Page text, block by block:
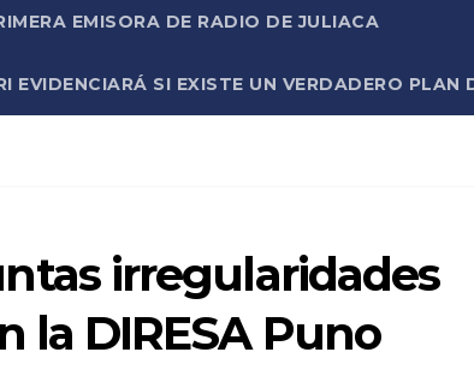
EMISORA DE RADIO DE JULIACA
SI EXISTE UN VERDADERO PLAN
irregularidades
la DIRESA Puno